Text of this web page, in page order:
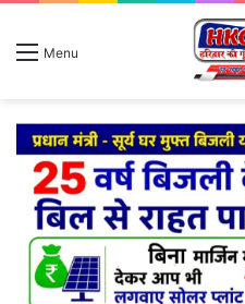
Menu